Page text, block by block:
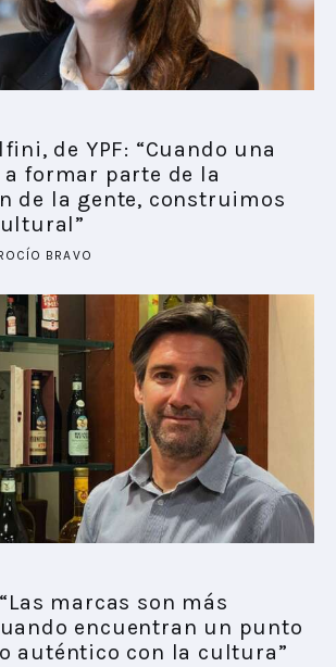
DE LOS MIEMBROS
de YPF: “Cuando una
formar parte de la
de la gente, construimos
BRAVO
marcas son más
encuentran un punto
auténtico con la cultura”